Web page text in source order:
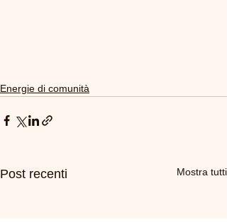
Energie di comunità
Post recenti Mostra tutti